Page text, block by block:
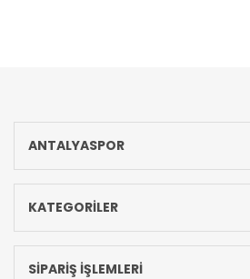
ANTALYASPOR
KATEGORİLER
SİPARİŞ İŞLEMLERİ